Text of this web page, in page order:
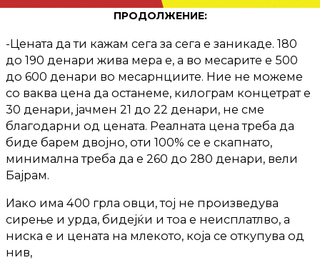
ПРОДОЛЖЕНИЕ:
-Цената да ти кажам сега за сега е заникаде. 180
до 190 денари жива мера е, а во месарите е 500
до 600 денари во месарнциите. Ние не можеме
со ваква цена да останеме, килограм концетрат е
30 денари, јачмен 21 до 22 денари, не сме
благодарни од цената. Реалната цена треба да
биде барем двојно, оти 100% се е скапнато,
минимална треба да е 260 до 280 денари, вели
Бајрам.
Иако има 400 грла овци, тој не произведува
сирење и урда, бидејќи и тоа е неисплатлво, а
ниска е и цената на млекото, која се откупува од
нив,